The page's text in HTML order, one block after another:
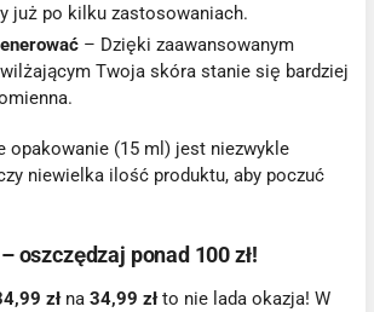
już po kilku zastosowaniach.
– Dzięki zaawansowanym
Twoja skóra stanie się bardziej
opakowanie (15 ml) jest niezwykle
niewielka ilość produktu, aby poczuć
oszczędzaj ponad 100 zł!
złna34,99 złto nie lada okazja! W